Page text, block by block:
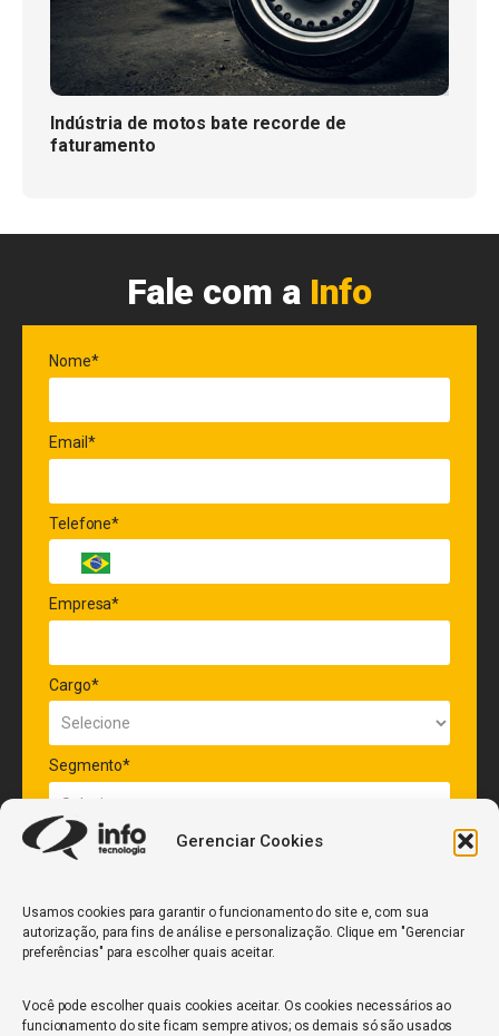
Gerenciar Cookies
Usamos cookies para garantir o funcionamento do site e, com sua
autorização, para fins de análise e personalização. Clique em "Gerenciar
preferências" para escolher quais aceitar.
Você pode escolher quais cookies aceitar. Os cookies necessários ao
funcionamento do site ficam sempre ativos; os demais só são usados
Indústria de motos bate recorde de
faturamento
Fale com a Info
Nome*
Email*
Telefone*
Empresa*
Cargo*
Segmento*
Quantidade de veículos da frota*
ENVIAR